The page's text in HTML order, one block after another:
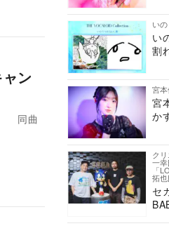
ン
同曲
い
い
割
宮
宮
か
ク
一
「
拓也
セ